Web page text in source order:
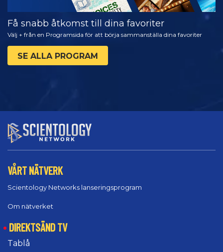
Få snabb åtkomst till dina favoriter
Välj + från en Programsida för att börja sammanställa dina favoriter
SE ALLA PROGRAM
VÅRT NÄTVERK
Scientology Networks lanseringsprogram
Om nätverket
DIREKTSÄND TV
Tablå